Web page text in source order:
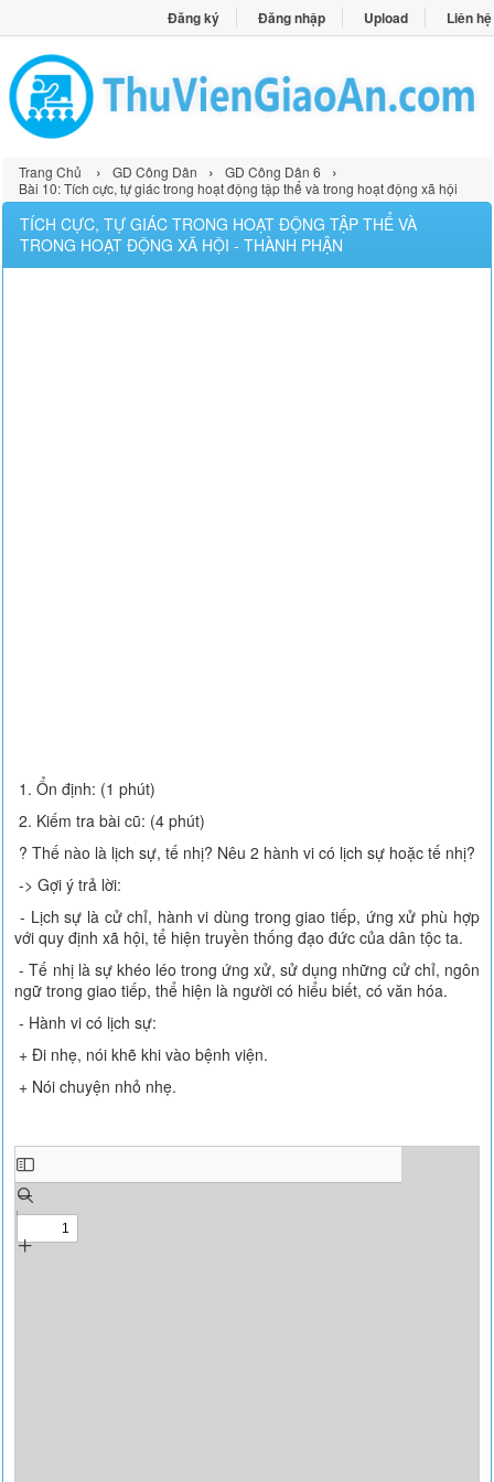
Đăng ký Đăng nhập Upload Liên hệ
Trang Chủ › GD Công Dân › GD Công Dân 6 ›
Bài 10: Tích cực, tự giác trong hoạt động tập thể và trong hoạt động xã hội
TÍCH CỰC, TỰ GIÁC TRONG HOẠT ĐỘNG TẬP THỂ VÀ
TRONG HOẠT ĐỘNG XÃ HỘI - THÀNH PHẬN
1. Ổn định: (1 phút)
2. Kiếm tra bài cũ: (4 phút)
? Thế nào là lịch sự, tế nhị? Nêu 2 hành vi có lịch sự hoặc tế nhị?
-> Gợi ý trả lời:
- Lịch sự là cử chỉ, hành vi dùng trong giao tiếp, ứng xử phù hợp
với quy định xã hội, tể hiện truyền thống đạo đức của dân tộc ta.
- Tế nhị là sự khéo léo trong ứng xử, sử dụng những cử chỉ, ngôn
ngữ trong giao tiếp, thể hiện là người có hiểu biết, có văn hóa.
- Hành vi có lịch sự:
+ Đi nhẹ, nói khẽ khi vào bệnh viện.
+ Nói chuyện nhỏ nhẹ.